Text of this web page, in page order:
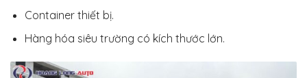
Container thiết bị.
Hàng hóa siêu trường có kích thước lớn.